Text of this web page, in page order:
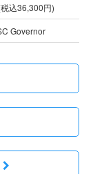
込36,300円)
Governor